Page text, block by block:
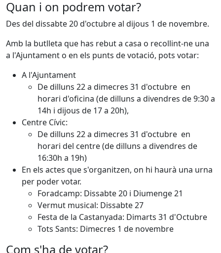
Quan i on podrem votar?
Des del dissabte 20 d'octubre al dijous 1 de novembre.
Amb la butlleta que has rebut a casa o recollint-ne una
a l'Ajuntament o en els punts de votació, pots votar:
A l'Ajuntament
De dilluns 22 a dimecres 31 d'octubre en
horari d'oficina (de dilluns a divendres de 9:30 a
14h i dijous de 17 a 20h),
Centre Cívic:
De dilluns 22 a dimecres 31 d'octubre en
horari del centre (de dilluns a divendres de
16:30h a 19h)
En els actes que s'organitzen, on hi haurà una urna
per poder votar.
Foradcamp: Dissabte 20 i Diumenge 21
Vermut musical: Dissabte 27
Festa de la Castanyada: Dimarts 31 d'Octubre
Tots Sants: Dimecres 1 de novembre
Com s'ha de votar?